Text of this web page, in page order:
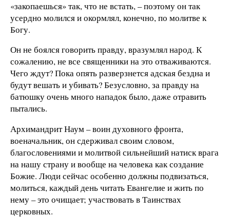
«закопаешься» так, что не встать, – поэтому он так
усердно молился и окормлял, конечно, по молитве к
Богу.
Он не боялся говорить правду, вразумлял народ. К
сожалению, не все священники на это отваживаются.
Чего ждут? Пока опять разверзнется адская бездна и
будут вешать и убивать? Безусловно, за правду на
батюшку очень много нападок было, даже отравить
пытались.
Архимандрит Наум – воин духовного фронта,
военачальник, он сдерживал своим словом,
благословениями и молитвой сильнейший натиск врага
на нашу страну и вообще на человека как создание
Божие. Люди сейчас особенно должны подвизаться,
молиться, каждый день читать Евангелие и жить по
нему – это очищает; участвовать в Таинствах
церковных.